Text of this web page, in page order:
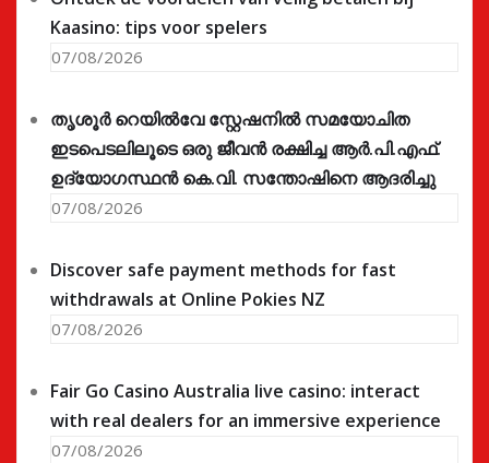
Kaasino: tips voor spelers
07/08/2026
തൃശൂർ റെയിൽവേ സ്റ്റേഷനിൽ സമയോചിത
ഇടപെടലിലൂടെ ഒരു ജീവൻ രക്ഷിച്ച ആർ.പി.എഫ്.
ഉദ്യോഗസ്ഥൻ കെ.വി. സന്തോഷിനെ ആദരിച്ചു
07/08/2026
Discover safe payment methods for fast
withdrawals at Online Pokies NZ
07/08/2026
Fair Go Casino Australia live casino: interact
with real dealers for an immersive experience
07/08/2026